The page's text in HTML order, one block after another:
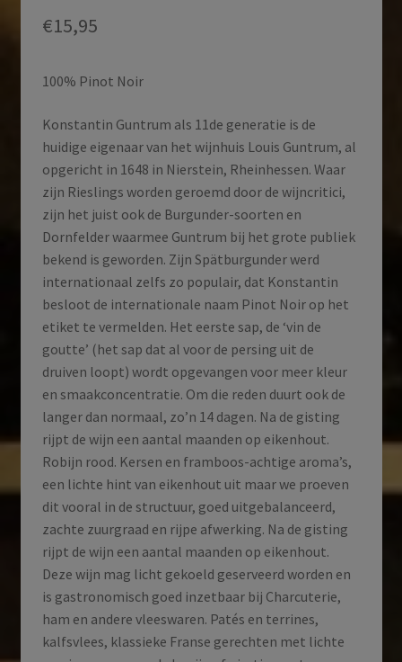
€15,95
100% Pinot Noir
Konstantin Guntrum als 11de generatie is de
huidige eigenaar van het wijnhuis Louis Guntrum, al
opgericht in 1648 in Nierstein, Rheinhessen. Waar
zijn Rieslings worden geroemd door de wijncritici,
zijn het juist ook de Burgunder-soorten en
Dornfelder waarmee Guntrum bij het grote publiek
bekend is geworden. Zijn Spätburgunder werd
internationaal zelfs zo populair, dat Konstantin
besloot de internationale naam Pinot Noir op het
etiket te vermelden. Het eerste sap, de ‘vin de
goutte’ (het sap dat al voor de persing uit de
druiven loopt) wordt opgevangen voor meer kleur
en smaakconcentratie. Om die reden duurt ook de
langer dan normaal, zo’n 14 dagen. Na de gisting
rijpt de wijn een aantal maanden op eikenhout.
Robijn rood. Kersen en framboos-achtige aroma’s,
een lichte hint van eikenhout uit maar we proeven
dit vooral in de structuur, goed uitgebalanceerd,
zachte zuurgraad en rijpe afwerking. Na de gisting
rijpt de wijn een aantal maanden op eikenhout.
Deze wijn mag licht gekoeld geserveerd worden en
is gastronomisch goed inzetbaar bij Charcuterie,
ham en andere vleeswaren. Patés en terrines,
kalfsvlees, klassieke Franse gerechten met lichte